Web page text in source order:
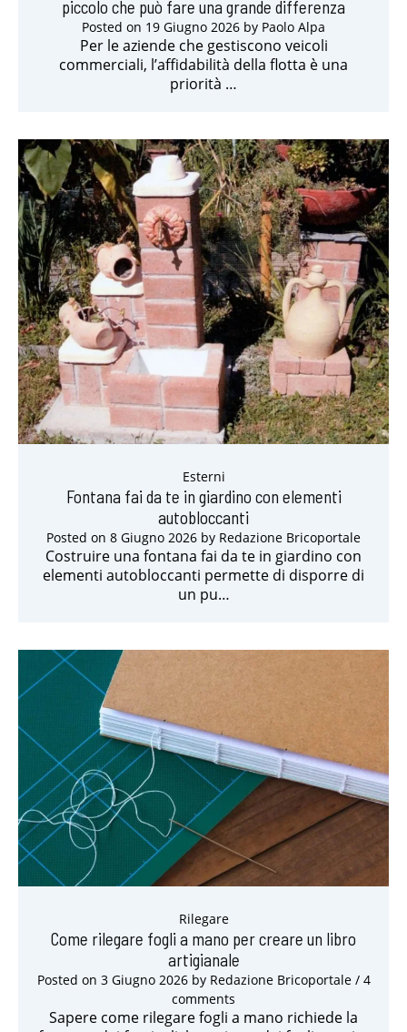
piccolo che può fare una grande differenza
Posted on 19 Giugno 2026 by Paolo Alpa
Per le aziende che gestiscono veicoli
commerciali, l’affidabilità della flotta è una
priorità …
Esterni
Fontana fai da te in giardino con elementi
autobloccanti
Posted on 8 Giugno 2026 by Redazione Bricoportale
Costruire una fontana fai da te in giardino con
elementi autobloccanti permette di disporre di
un pu…
Rilegare
Come rilegare fogli a mano per creare un libro
artigianale
Posted on 3 Giugno 2026by Redazione Bricoportale/ 4
comments
Sapere come rilegare fogli a mano richiede la